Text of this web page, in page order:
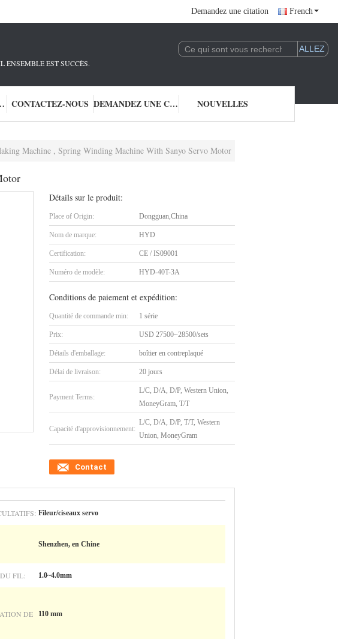
Demandez une citation French
ENSEMBLE EST SUCCÈS.
CONTACTEZ-NOUS DEMANDEZ UNE CITATION NOUVELLES
Machine , Spring Winding Machine With Sanyo Servo Motor
Détails sur le produit:
Place of Origin: Dongguan,China
Nom de marque: HYD
Certification: CE / IS09001
Numéro de modèle: HYD-40T-3A
Conditions de paiement et expédition:
Quantité de commande min: 1 série
Prix: USD 27500~28500/sets
Détails d'emballage: boîtier en contreplaqué
Délai de livraison: 20 jours
Payment Terms:
L/C, D/A, D/P, Western Union,
MoneyGram, T/T
Capacité d'approvisionnement:
L/C, D/A, D/P, T/T, Western
Union, MoneyGram
Contact
Fileur/ciseaux servo
Shenzhen, en Chine
FIL: 1.0~4.0mm
DE
110 mm